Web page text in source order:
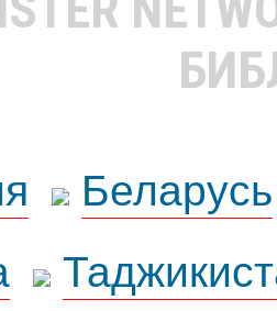
Беларусь